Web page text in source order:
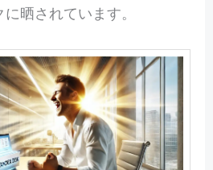
晒されています。